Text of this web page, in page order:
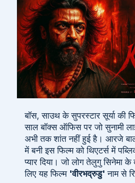
बॉस, साउथ के सुपरस्टार सूर्या की
साल बॉक्स ऑफिस पर जो सुनामी
अभी तक शांत नहीं हुई है। आरजे
में बनी इस फिल्म को थिएटर्स में
प्यार दिया। जो लोग तेलुगु सिनेमा
लिए यह फिल्म 'वीरभद्रुडु' नाम से